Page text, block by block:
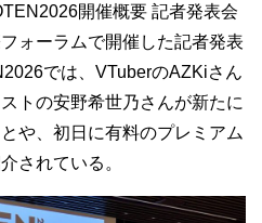
開催概要 記者発表会
ォーラムで開催した記者発表
では、VTuberのAZKiさん
トの安野希世乃さんが新たに
や、初日に有料のプレミアム
されている。